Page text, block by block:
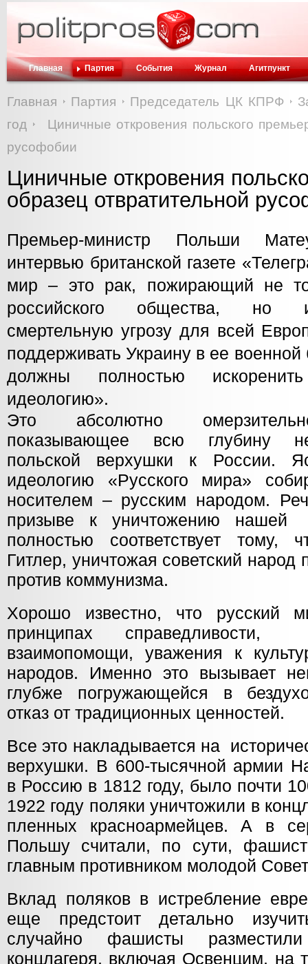
Главная Партия События Журнал Агитпункт
Главная Партия Председатель ЦК КПРФ
год
Циничные откровения польского
русофобии
Циничные откровения
образец отвратительной
Премьер-министр Польши
интервью британской газете
мир – это рак, пожирающий не
российского общества, но
смертельную угрозу для всей
поддерживать Украину в ее
должны полностью
идеологию».
Это абсолютно
показывающее всю глубину
польской верхушки к России.
идеологию «Русского мира»
носителем – русским народом.
призыве к уничтожению
полностью соответствует тому,
Гитлер, уничтожая советский
против коммунизма.
Хорошо известно, что русский
принципах
взаимопомощи, уважения к
народов. Именно это вызывает
глубже погружающейся в
отказ от традиционных ценностей.
Все это накладывается на
верхушки. В 600-тысячной армии
в Россию в 1812 году, было почти
1922 году поляки уничтожили в
пленных красноармейцев. А в
Польшу считали, по сути,
главным противником молодой
Вклад поляков в истребление
еще предстоит детально
случайно фашисты
концлагеря, включая Освенцим, на